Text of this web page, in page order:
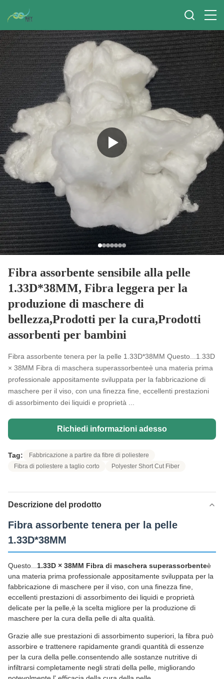
Fibra assorbente sensibile alla pelle
1.33D*38MM, Fibra leggera per la
produzione di maschere di
bellezza,Prodotti per la cura,Prodotti
assorbenti per bambini
Fibra assorbente tenera per la pelle 1.33D*38MM Questo...1.33D
× 38MM Fibra di maschera superassorbenteè una materia prima
professionale appositamente sviluppata per la fabbricazione di
maschere per il viso, con una finezza fine, eccellenti prestazioni
di assorbimento dei liquidi e proprietà ...
Richiedi informazioni adesso
Tag:
Fabbricazione a partire da fibre di poliestere
Fibra di poliestere a taglio corto
Polyester Short Cut Fiber
Descrizione del prodotto
Fibra assorbente tenera per la pelle
1.33D*38MM
Questo... 1.33D × 38MM Fibra di maschera superassorbenteè
una materia prima professionale appositamente sviluppata per la
fabbricazione di maschere per il viso, con una finezza fine,
eccellenti prestazioni di assorbimento dei liquidi e proprietà
delicate per la pelle,è la scelta migliore per la produzione di
maschere per la cura della pelle di alta qualità.
Grazie alle sue prestazioni di assorbimento superiori, la fibra può
assorbire e trattenere rapidamente grandi quantità di essenze
per la cura della pelle.consentendo alle sostanze nutritive di
infiltrarsi completamente negli strati della pelle, migliorando